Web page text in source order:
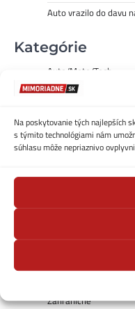
Na poskytovanie tých najlepších
s týmito technológiami nám
súhlasu môže nepriaznivo
Auto vrazilo do davu
Kategórie
Auto/Moto/Tech
ČESKO
Ekonomika
Kontakt
Počasie
Zahraničné